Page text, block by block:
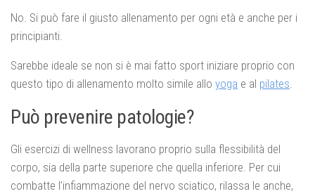
No. Si può fare il giusto allenamento per ogni età e anche per i
principianti.
Sarebbe ideale se non si è mai fatto sport iniziare proprio con
questo tipo di allenamento molto simile allo yoga e al pilates.
Può prevenire patologie?
Gli esercizi di wellness lavorano proprio sulla flessibilità del
corpo, sia della parte superiore che quella inferiore. Per cui
combatte l’infiammazione del nervo sciatico, rilassa le anche,